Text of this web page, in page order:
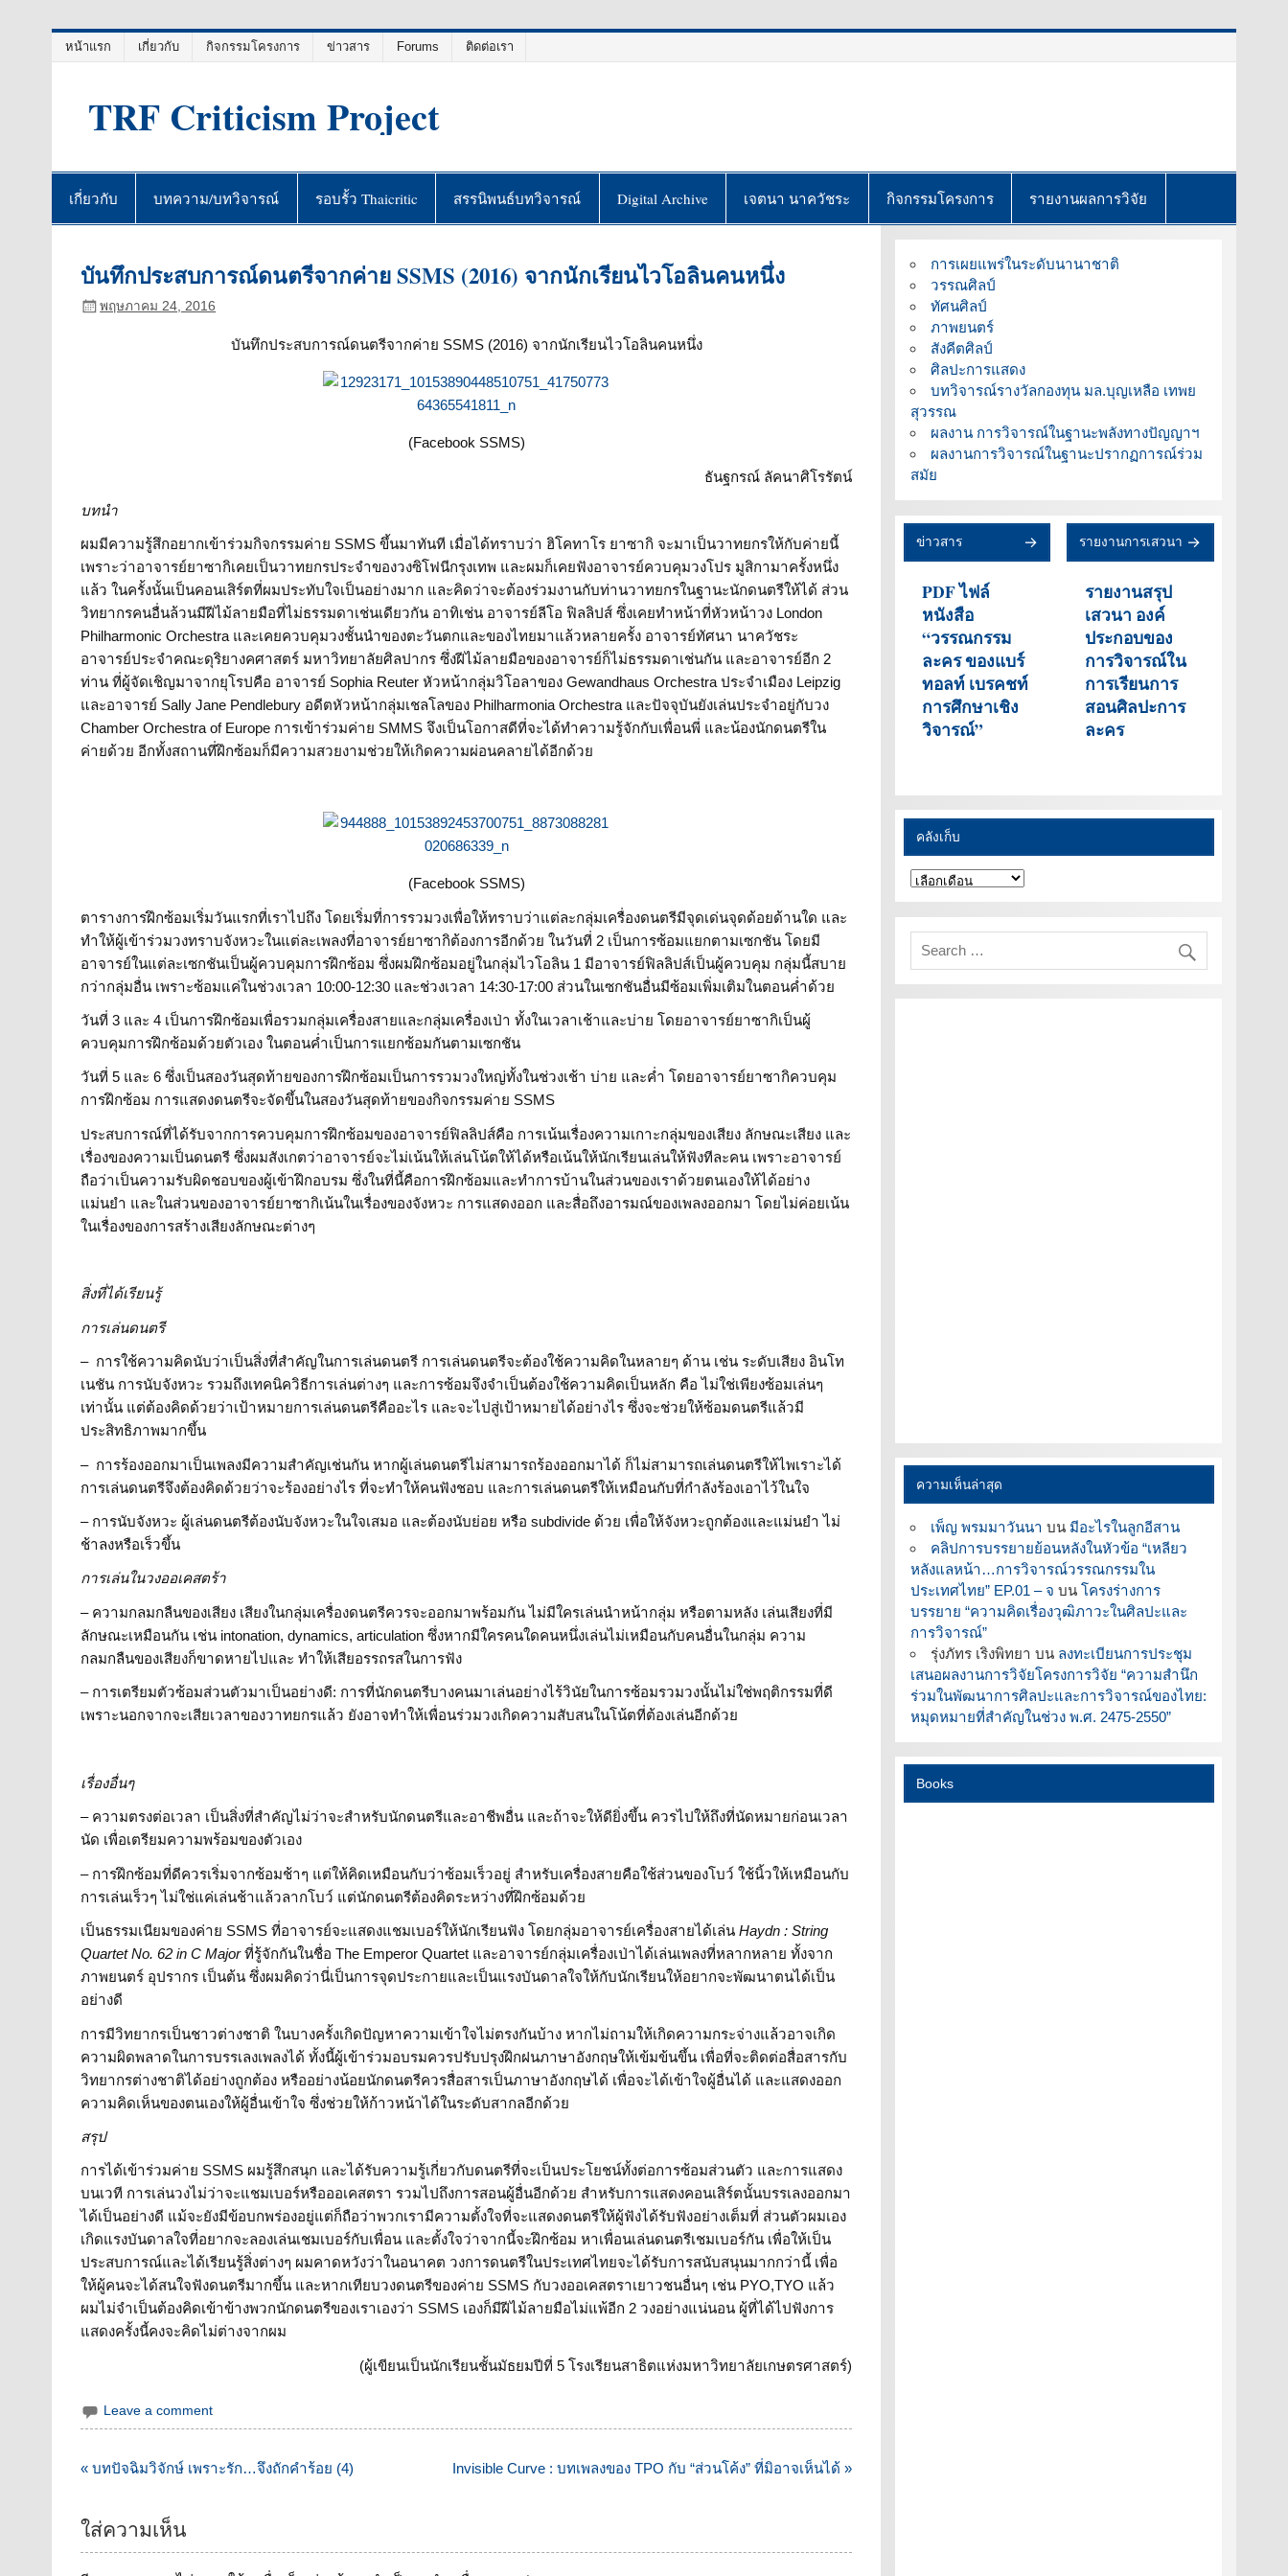
หน้าแรก เกี่ยวกับ กิจกรรมโครงการ ข่าวสาร Forums ติดต่อเรา
TRF Criticism Project
เกี่ยวกับ บทความ/บทวิจารณ์ รอบรั้ว Thaicritic สรรนิพนธ์บทวิจารณ์ Digital Archive เจตนา นาควัชระ กิจกรรมโครงการ รายงานผลการวิจัย
บันทึกประสบการณ์ดนตรีจากค่าย SSMS (2016) จากนักเรียนไวโอลินคนหนึ่ง
พฤษภาคม 24, 2016
บันทึกประสบการณ์ดนตรีจากค่าย SSMS (2016) จากนักเรียนไวโอลินคนหนึ่ง
(Facebook SSMS)
ธันฐกรณ์ ลัคนาศิโรรัตน์
บทนำ
ผมมีความรู้สึกอยากเข้าร่วมกิจกรรมค่าย SSMS ขึ้นมาทันที เมื่อได้ทราบว่า ฮิโคทาโร ยาซากิ จะมาเป็นวาทยกรให้กับค่ายนี้
เพราะว่าอาจารย์ยาซากิเคยเป็นวาทยกรประจำของวงซิโฟนีกรุงเทพ และผมก็เคยฟังอาจารย์ควบคุมวงโปร มูสิกามาครั้งหนึ่ง
แล้ว ในครั้งนั้นเป็นคอนเสิร์ตที่ผมประทับใจเป็นอย่างมาก และคิดว่าจะต้องร่วมงานกับท่านวาทยกรในฐานะนักดนตรีให้ได้ ส่วน
วิทยากรคนอื่นล้วนมีฝีไม้ลายมือที่ไม่ธรรมดาเช่นเดียวกัน อาทิเช่น อาจารย์ลีโอ ฟิลลิปส์ ซึ่งเคยทำหน้าที่หัวหน้าวง London
Philharmonic Orchestra และเคยควบคุมวงชั้นนำของตะวันตกและของไทยมาแล้วหลายครั้ง อาจารย์ทัศนา นาควัชระ
อาจารย์ประจำคณะดุริยางคศาสตร์ มหาวิทยาลัยศิลปากร ซึ่งฝีไม้ลายมือของอาจารย์ก็ไม่ธรรมดาเช่นกัน และอาจารย์อีก 2
ท่าน ที่ผู้จัดเชิญมาจากยุโรปคือ อาจารย์ Sophia Reuter หัวหน้ากลุ่มวิโอลาของ Gewandhaus Orchestra ประจำเมือง Leipzig
และอาจารย์ Sally Jane Pendlebury อดีตหัวหน้ากลุ่มเชลโลของ Philharmonia Orchestra และปัจจุบันยังเล่นประจำอยู่กับวง
Chamber Orchestra of Europe การเข้าร่วมค่าย SMMS จึงเป็นโอกาสดีที่จะได้ทำความรู้จักกับเพื่อนพี่ และน้องนักดนตรีใน
ค่ายด้วย อีกทั้งสถานที่ฝึกซ้อมก็มีความสวยงามช่วยให้เกิดความผ่อนคลายได้อีกด้วย
(Facebook SSMS)
ตารางการฝึกซ้อมเริ่มวันแรกที่เราไปถึง โดยเริ่มที่การรวมวงเพื่อให้ทราบว่าแต่ละกลุ่มเครื่องดนตรีมีจุดเด่นจุดด้อยด้านใด และ
ทำให้ผู้เข้าร่วมวงทราบจังหวะในแต่ละเพลงที่อาจารย์ยาซากิต้องการอีกด้วย ในวันที่ 2 เป็นการซ้อมแยกตามเซกชัน โดยมี
อาจารย์ในแต่ละเซกชันเป็นผู้ควบคุมการฝึกซ้อม ซึ่งผมฝึกซ้อมอยู่ในกลุ่มไวโอลิน 1 มีอาจารย์ฟิลลิปส์เป็นผู้ควบคุม กลุ่มนี้สบาย
กว่ากลุ่มอื่น เพราะซ้อมแค่ในช่วงเวลา 10:00-12:30 และช่วงเวลา 14:30-17:00 ส่วนในเซกชันอื่นมีซ้อมเพิ่มเติมในตอนค่ำด้วย
วันที่ 3 และ 4 เป็นการฝึกซ้อมเพื่อรวมกลุ่มเครื่องสายและกลุ่มเครื่องเป่า ทั้งในเวลาเช้าและบ่าย โดยอาจารย์ยาซากิเป็นผู้
ควบคุมการฝึกซ้อมด้วยตัวเอง ในตอนค่ำเป็นการแยกซ้อมกันตามเซกชัน
วันที่ 5 และ 6 ซึ่งเป็นสองวันสุดท้ายของการฝึกซ้อมเป็นการรวมวงใหญ่ทั้งในช่วงเช้า บ่าย และค่ำ โดยอาจารย์ยาซากิควบคุม
การฝึกซ้อม การแสดงดนตรีจะจัดขึ้นในสองวันสุดท้ายของกิจกรรมค่าย SSMS
ประสบการณ์ที่ได้รับจากการควบคุมการฝึกซ้อมของอาจารย์ฟิลลิปส์คือ การเน้นเรื่องความเกาะกลุ่มของเสียง ลักษณะเสียง และ
เรื่องของความเป็นดนตรี ซึ่งผมสังเกตว่าอาจารย์จะไม่เน้นให้เล่นโน้ตให้ได้หรือเน้นให้นักเรียนเล่นให้ฟังทีละคน เพราะอาจารย์
ถือว่าเป็นความรับผิดชอบของผู้เข้าฝึกอบรม ซึ่งในที่นี้คือการฝึกซ้อมและทำการบ้านในส่วนของเราด้วยตนเองให้ได้อย่าง
แม่นยำ และในส่วนของอาจารย์ยาซากิเน้นในเรื่องของจังหวะ การแสดงออก และสื่อถึงอารมณ์ของเพลงออกมา โดยไม่ค่อยเน้น
ในเรื่องของการสร้างเสียงลักษณะต่างๆ
สิ่งที่ได้เรียนรู้
การเล่นดนตรี
– การใช้ความคิดนับว่าเป็นสิ่งที่สำคัญในการเล่นดนตรี การเล่นดนตรีจะต้องใช้ความคิดในหลายๆ ด้าน เช่น ระดับเสียง อินโท
เนชัน การนับจังหวะ รวมถึงเทคนิควิธีการเล่นต่างๆ และการซ้อมจึงจำเป็นต้องใช้ความคิดเป็นหลัก คือ ไม่ใช่เพียงซ้อมเล่นๆ
เท่านั้น แต่ต้องคิดด้วยว่าเป้าหมายการเล่นดนตรีคืออะไร และจะไปสู่เป้าหมายได้อย่างไร ซึ่งจะช่วยให้ซ้อมดนตรีแล้วมี
ประสิทธิภาพมากขึ้น
– การร้องออกมาเป็นเพลงมีความสำคัญเช่นกัน หากผู้เล่นดนตรีไม่สามารถร้องออกมาได้ ก็ไม่สามารถเล่นดนตรีให้ไพเราะได้
การเล่นดนตรีจึงต้องคิดด้วยว่าจะร้องอย่างไร ที่จะทำให้คนฟังชอบ และการเล่นดนตรีให้เหมือนกับที่กำลังร้องเอาไว้ในใจ
– การนับจังหวะ ผู้เล่นดนตรีต้องนับจังหวะในใจเสมอ และต้องนับย่อย หรือ subdivide ด้วย เพื่อให้จังหวะถูกต้องและแม่นยำ ไม่
ช้าลงหรือเร็วขึ้น
การเล่นในวงออเคสตร้า
– ความกลมกลืนของเสียง เสียงในกลุ่มเครื่องดนตรีควรจะออกมาพร้อมกัน ไม่มีใครเล่นนำหน้ากลุ่ม หรือตามหลัง เล่นเสียงที่มี
ลักษณะเหมือนกัน เช่น intonation, dynamics, articulation ซึ่งหากมีใครคนใดคนหนึ่งเล่นไม่เหมือนกับคนอื่นในกลุ่ม ความ
กลมกลืนของเสียงก็ขาดหายไปและ ทำให้เสียอรรถรสในการฟัง
– การเตรียมตัวซ้อมส่วนตัวมาเป็นอย่างดี: การที่นักดนตรีบางคนมาเล่นอย่างไร้วินัยในการซ้อมรวมวงนั้นไม่ใช่พฤติกรรมที่ดี
เพราะนอกจากจะเสียเวลาของวาทยกรแล้ว ยังอาจทำให้เพื่อนร่วมวงเกิดความสับสนในโน้ตที่ต้องเล่นอีกด้วย
เรื่องอื่นๆ
– ความตรงต่อเวลา เป็นสิ่งที่สำคัญไม่ว่าจะสำหรับนักดนตรีและอาชีพอื่น และถ้าจะให้ดียิ่งขึ้น ควรไปให้ถึงที่นัดหมายก่อนเวลา
นัด เพื่อเตรียมความพร้อมของตัวเอง
– การฝึกซ้อมที่ดีควรเริ่มจากซ้อมช้าๆ แต่ให้คิดเหมือนกับว่าซ้อมเร็วอยู่ สำหรับเครื่องสายคือใช้ส่วนของโบว์ ใช้นิ้วให้เหมือนกับ
การเล่นเร็วๆ ไม่ใช่แค่เล่นช้าแล้วลากโบว์ แต่นักดนตรีต้องคิดระหว่างที่ฝึกซ้อมด้วย
เป็นธรรมเนียมของค่าย SSMS ที่อาจารย์จะแสดงแชมเบอร์ให้นักเรียนฟัง โดยกลุ่มอาจารย์เครื่องสายได้เล่นHaydn : String
Quartet No. 62 in C Majorที่รู้จักกันในชื่อ The Emperor Quartet และอาจารย์กลุ่มเครื่องเป่าได้เล่นเพลงที่หลากหลาย ทั้งจาก
ภาพยนตร์ อุปรากร เป็นต้น ซึ่งผมคิดว่านี่เป็นการจุดประกายและเป็นแรงบันดาลใจให้กับนักเรียนให้อยากจะพัฒนาตนได้เป็น
อย่างดี
การมีวิทยากรเป็นชาวต่างชาติ ในบางครั้งเกิดปัญหาความเข้าใจไม่ตรงกันบ้าง หากไม่ถามให้เกิดความกระจ่างแล้วอาจเกิด
ความผิดพลาดในการบรรเลงเพลงได้ ทั้งนี้ผู้เข้าร่วมอบรมควรปรับปรุงฝึกฝนภาษาอังกฤษให้เข้มข้นขึ้น เพื่อที่จะติดต่อสื่อสารกับ
วิทยากรต่างชาติได้อย่างถูกต้อง หรืออย่างน้อยนักดนตรีควรสื่อสารเป็นภาษาอังกฤษได้ เพื่อจะได้เข้าใจผู้อื่นได้ และแสดงออก
ความคิดเห็นของตนเองให้ผู้อื่นเข้าใจ ซึ่งช่วยให้ก้าวหน้าได้ในระดับสากลอีกด้วย
สรุป
การได้เข้าร่วมค่าย SSMS ผมรู้สึกสนุก และได้รับความรู้เกี่ยวกับดนตรีที่จะเป็นประโยชน์ทั้งต่อการซ้อมส่วนตัว และการแสดง
บนเวที การเล่นวงไม่ว่าจะแชมเบอร์หรือออเคสตรา รวมไปถึงการสอนผู้อื่นอีกด้วย สำหรับการแสดงคอนเสิร์ตนั้นบรรเลงออกมา
ได้เป็นอย่างดี แม้จะยังมีข้อบกพร่องอยู่แต่ก็ถือว่าพวกเรามีความตั้งใจที่จะแสดงดนตรีให้ผู้ฟังได้รับฟังอย่างเต็มที่ ส่วนตัวผมเอง
เกิดแรงบันดาลใจที่อยากจะลองเล่นเชมเบอร์กับเพื่อน และตั้งใจว่าจากนี้จะฝึกซ้อม หาเพื่อนเล่นดนตรีเชมเบอร์กัน เพื่อให้เป็น
ประสบการณ์และได้เรียนรู้สิ่งต่างๆ ผมคาดหวังว่าในอนาคต วงการดนตรีในประเทศไทยจะได้รับการสนับสนุนมากกว่านี้ เพื่อ
ให้ผู้คนจะได้สนใจฟังดนตรีมากขึ้น และหากเทียบวงดนตรีของค่าย SSMS กับวงออเคสตราเยาวชนอื่นๆ เช่น PYO,TYO แล้ว
ผมไม่จำเป็นต้องคิดเข้าข้างพวกนักดนตรีของเราเองว่า SSMS เองก็มีฝีไม้ลายมือไม่แพ้อีก 2 วงอย่างแน่นอน ผู้ที่ได้ไปฟังการ
แสดงครั้งนี้คงจะคิดไม่ต่างจากผม
(ผู้เขียนเป็นนักเรียนชั้นมัธยมปีที่ 5 โรงเรียนสาธิตแห่งมหาวิทยาลัยเกษตรศาสตร์)
Leave a comment
แนะแนว
« บทปัจฉิมวิจักษ์ เพราะรัก…จึงถักคำร้อย (4) Invisible Curve : บทเพลงของ TPO กับ “ส่วนโค้ง” ที่มิอาจเห็นได้ »
ใส่ความเห็น
การเผยแพร่ในระดับนานาชาติ
วรรณศิลป์
ทัศนศิลป์
ภาพยนตร์
สังคีตศิลป์
ศิลปะการแสดง
บทวิจารณ์รางวัลกองทุน มล.บุญเหลือ เทพย
สุวรรณ
ผลงาน การวิจารณ์ในฐานะพลังทางปัญญาฯ
ผลงานการวิจารณ์ในฐานะปรากฏการณ์ร่วม
สมัย
ข่าวสาร
PDF ไฟล์
หนังสือ
“วรรณกรรม
ละคร ของแบร์
ทอลท์ เบรคชท์
การศึกษาเชิง
วิจารณ์”
รายงานการเสวนา
รายงานสรุป
เสวนา องค์
ประกอบของ
การวิจารณ์ใน
การเรียนการ
สอนศิลปะการ
ละคร
คลังเก็บ
คลัง
เก็บ
ความเห็นล่าสุด
เพ็ญ พรมมาวันนา บน มีอะไรในลูกอีสาน
คลิปการบรรยายย้อนหลังในหัวข้อ “เหลียว
หลังแลหน้า…การวิจารณ์วรรณกรรมใน
ประเทศไทย” EP.01 – จ บน โครงร่างการ
บรรยาย “ความคิดเรื่องวุฒิภาวะในศิลปะและ
การวิจารณ์”
รุ่งภัทร เริงพิทยา บน ลงทะเบียนการประชุม
เสนอผลงานการวิจัยโครงการวิจัย “ความสำนึก
ร่วมในพัฒนาการศิลปะและการวิจารณ์ของไทย:
หมุดหมายที่สำคัญในช่วง พ.ศ. 2475-2550”
Books